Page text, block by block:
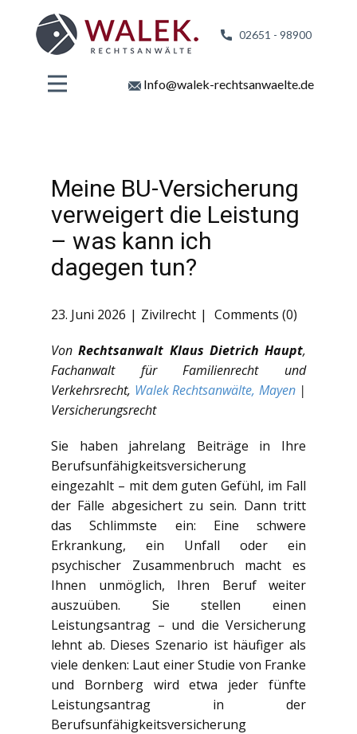
02651 - 98900
Info@walek-rechtsanwaelte.de
Meine BU-Versicherung
verweigert die Leistung
– was kann ich
dagegen tun?
23. Juni 2026 Zivilrecht Comments (0)
VonRechtsanwalt Klaus Dietrich Haupt,
Fachanwalt für Familienrecht und
Verkehrsrecht, Walek Rechtsanwälte, Mayen|
Versicherungsrecht
Sie haben jahrelang Beiträge in Ihre
Berufsunfähigkeitsversicherung
eingezahlt – mit dem guten Gefühl, im Fall
der Fälle abgesichert zu sein. Dann tritt
das Schlimmste ein: Eine schwere
Erkrankung, ein Unfall oder ein
psychischer Zusammenbruch macht es
Ihnen unmöglich, Ihren Beruf weiter
auszuüben. Sie stellen einen
Leistungsantrag – und die Versicherung
lehnt ab. Dieses Szenario ist häufiger als
viele denken: Laut einer Studie von Franke
und Bornberg wird etwa jeder fünfte
Leistungsantrag in der
Berufsunfähigkeitsversicherung